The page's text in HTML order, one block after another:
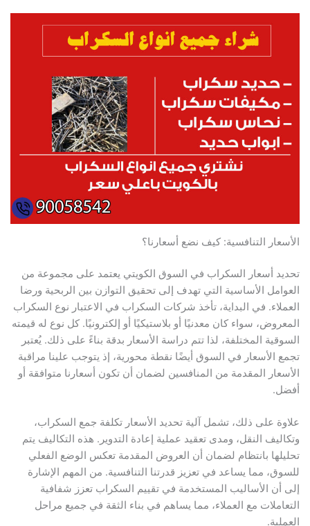
الأسعار التنافسية: كيف نضع أسعارنا؟
تحديد أسعار السكراب في السوق الكويتي يعتمد على مجموعة من
العوامل الأساسية التي تهدف إلى تحقيق التوازن بين الربحية ورضا
العملاء. في البداية، تأخذ شركات السكراب في الاعتبار نوع السكراب
المعروض، سواء كان معدنيًا أو بلاستيكيًا أو إلكترونيًا. كل نوع له قيمته
السوقية المختلفة، لذا تتم دراسة الأسعار بدقة بناءً على ذلك. يُعتبر
تجمع الأسعار في السوق أيضًا نقطة محورية، إذ يتوجب علينا مراقبة
الأسعار المقدمة من المنافسين لضمان أن تكون أسعارنا متوافقة أو
أفضل.
علاوة على ذلك، تشمل آلية تحديد الأسعار تكلفة جمع السكراب،
وتكاليف النقل، ومدى تعقيد عملية إعادة التدوير. هذه التكاليف يتم
تحليلها بانتظام لضمان أن العروض المقدمة تعكس الوضع الفعلي
للسوق، مما يساعد في تعزيز قدرتنا التنافسية. من المهم الإشارة
إلى أن الأساليب المستخدمة في تقييم السكراب تعزز شفافية
التعاملات مع العملاء، مما يساهم في بناء الثقة في جميع مراحل
العملية.